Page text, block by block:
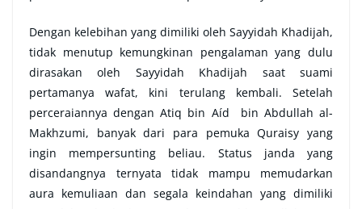
Dengan kelebihan yang dimiliki oleh Sayyidah Khadijah,
tidak menutup kemungkinan pengalaman yang dulu
dirasakan oleh Sayyidah Khadijah saat suami
pertamanya wafat, kini terulang kembali. Setelah
perceraiannya dengan Atiq bin Aíd bin Abdullah al-
Makhzumi, banyak dari para pemuka Quraisy yang
ingin mempersunting beliau. Status janda yang
disandangnya ternyata tidak mampu memudarkan
aura kemuliaan dan segala keindahan yang dimiliki